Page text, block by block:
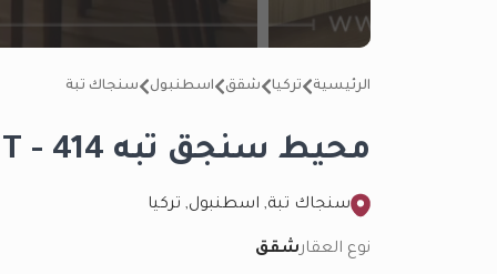
الرئيسية تركيا شقق اسطنبول سنجاك تبة
محيط سنجق تبه IMT - 414
سنجاك تبة, اسطنبول, تركيا
نوع العقارشقق